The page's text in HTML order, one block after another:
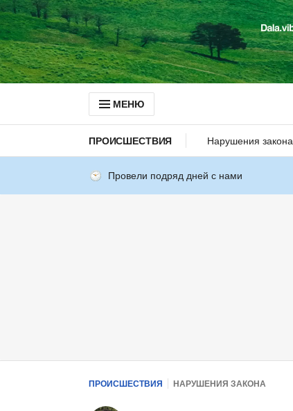
МЕНЮ
ПРОИСШЕСТВИЯ Нарушения закона
Провели подряд дней с нами
ПРОИСШЕСТВИЯ НАРУШЕНИЯ ЗАКОНА